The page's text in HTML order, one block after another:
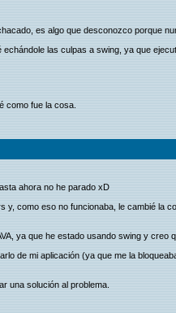
es algo que desconozco porque
las culpas a swing, ya que
como fue la cosa.
ahora no he parado xD
como eso no funcionaba, le cambié la
ya que he estado usando swing y creo
de mi aplicación (ya que me la
una solución al problema.